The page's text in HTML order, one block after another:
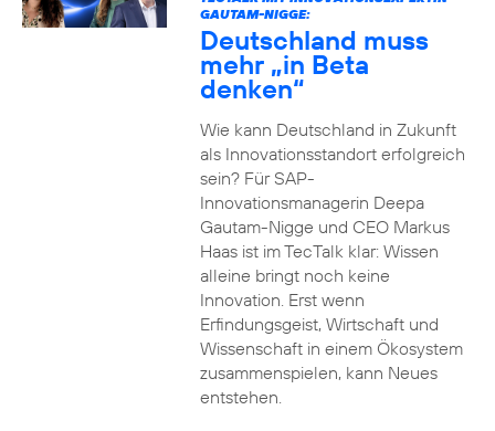
GAUTAM-NIGGE:
Deutschland muss
mehr „in Beta
denken“
Wie kann Deutschland in Zukunft
als Innovationsstandort erfolgreich
sein? Für SAP-
Innovationsmanagerin Deepa
Gautam-Nigge und CEO Markus
Haas ist im TecTalk klar: Wissen
alleine bringt noch keine
Innovation. Erst wenn
Erfindungsgeist, Wirtschaft und
Wissenschaft in einem Ökosystem
zusammenspielen, kann Neues
entstehen.